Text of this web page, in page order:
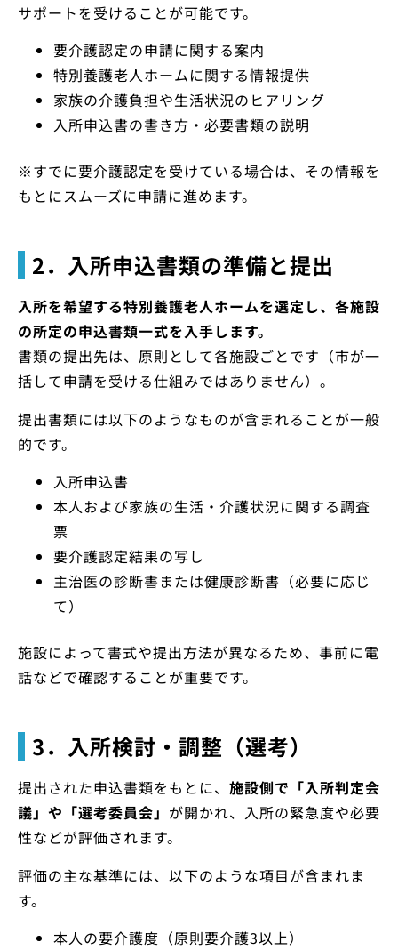
サポートを受けることが可能です。
要介護認定の申請に関する案内
特別養護老人ホームに関する情報提供
家族の介護負担や生活状況のヒアリング
入所申込書の書き方・必要書類の説明
※すでに要介護認定を受けている場合は、その情報を
もとにスムーズに申請に進めます。
2．入所申込書類の準備と提出
入所を希望する特別養護老人ホームを選定し、各施設
の所定の申込書類一式を入手します。
書類の提出先は、原則として各施設ごとです（市が一
括して申請を受ける仕組みではありません）。
提出書類には以下のようなものが含まれることが一般
的です。
入所申込書
本人および家族の生活・介護状況に関する調査
票
要介護認定結果の写し
主治医の診断書または健康診断書（必要に応じ
て）
施設によって書式や提出方法が異なるため、事前に電
話などで確認することが重要です。
3．入所検討・調整（選考）
提出された申込書類をもとに、 施設側で「入所判定会
議」や「選考委員会」 が開かれ、入所の緊急度や必要
性などが評価されます。
評価の主な基準には、以下のような項目が含まれま
す。
本人の要介護度（原則要介護3以上）